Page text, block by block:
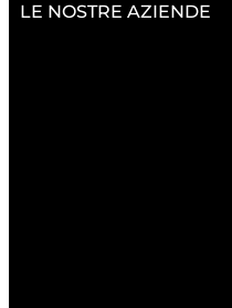
LE NOSTRE AZIENDE